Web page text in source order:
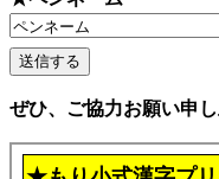
ぜひ、ご協力お願い申し